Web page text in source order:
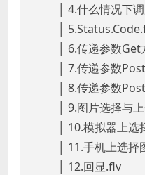
│ 4.什么情况下
│
│ 6.传递参数
│ 7.传递参数
│ 8.传递参数
│ 9.图片选择与
│ 10.模拟器上
│ 11.手机上选
│ 12.回显.flv